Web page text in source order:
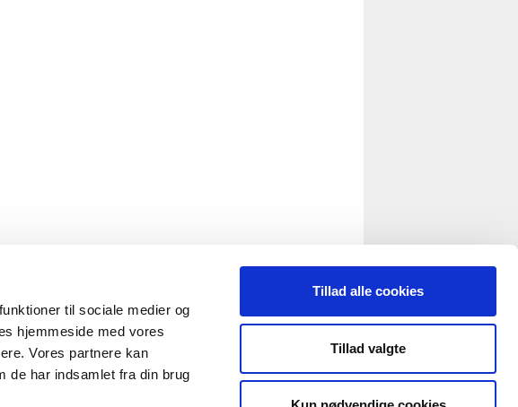
til sociale medier og
hjemmeside med vores
Vores partnere kan
de har indsamlet fra din brug
Tillad alle cookies
Tillad valgte
medGeneratePress